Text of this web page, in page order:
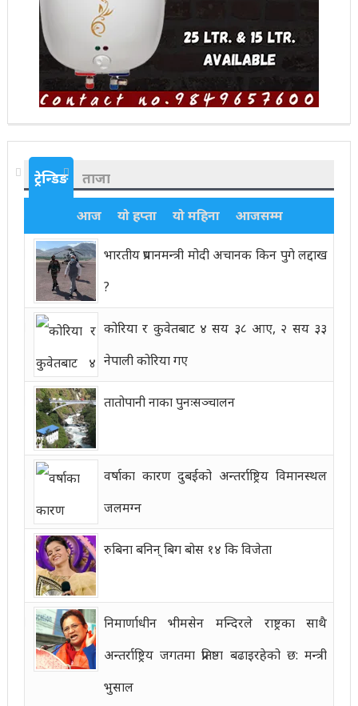
ट्रेन्डिङ ताजा
आज यो हप्ता यो महिना आजसम्म
भारतीय प्रधानमन्त्री मोदी अचानक किन पुगे लद्दाख
?
कोरिया र कुवेतबाट ४ सय ३८ आए, २ सय ३३
नेपाली कोरिया गए
तातोपानी नाका पुनःसञ्चालन
वर्षाका कारण दुबईको अन्तर्राष्ट्रिय विमानस्थल
जलमग्न
रुबिना बनिन् बिग बोस १४ कि विजेता
निमार्णाधीन भीमसेन मन्दिरले राष्ट्रका साथै
अन्तर्राष्ट्रिय जगतमा प्रतिष्ठा बढाइरहेको छ: मन्त्री
भुसाल